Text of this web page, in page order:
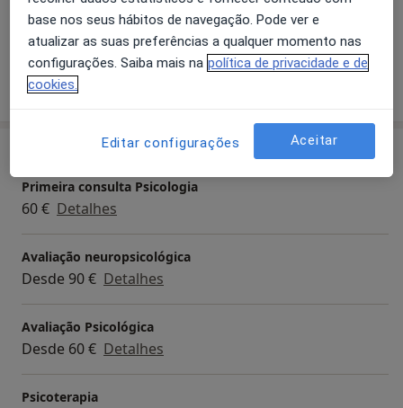
Adultos
Crianças
Serviços e preços
Primeira consulta Psicologia
60 € Detalhes
Avaliação neuropsicológica
Desde 90 € Detalhes
Avaliação Psicológica
Desde 60 € Detalhes
Psicoterapia
base nos seus hábitos de navegação. Pode ver e
atualizar as suas preferências a qualquer momento nas
configurações. Saiba mais na política de privacidade e de
cookies.
Editar configurações Aceitar